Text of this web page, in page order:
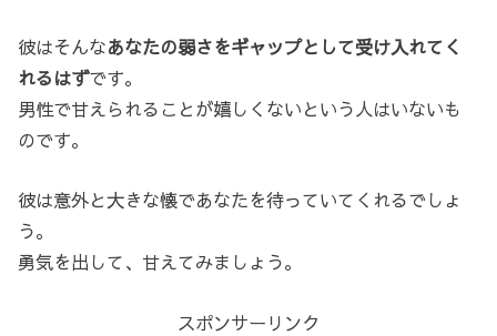
彼はそんなあなたの弱さをギャップとして受け入れてく
れるはずです。
男性で甘えられることが嬉しくないという人はいないも
のです。
彼は意外と大きな懐であなたを待っていてくれるでしょ
う。
勇気を出して、甘えてみましょう。
スポンサーリンク